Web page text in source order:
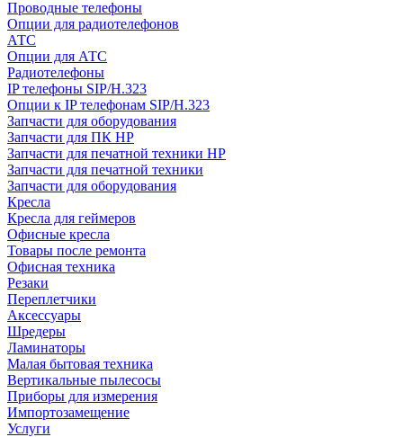
Проводные телефоны
Опции для радиотелефонов
АТС
Опции для АТС
Радиотелефоны
IP телефоны SIP/H.323
Опции к IP телефонам SIP/H.323
Запчасти для оборудования
Запчасти для ПК HP
Запчасти для печатной техники HP
Запчасти для печатной техники
Запчасти для оборудования
Кресла
Кресла для геймеров
Офисные кресла
Товары после ремонта
Офисная техника
Резаки
Переплетчики
Аксессуары
Шредеры
Ламинаторы
Малая бытовая техника
Вертикальные пылесосы
Приборы для измерения
Импортозамещение
Услуги